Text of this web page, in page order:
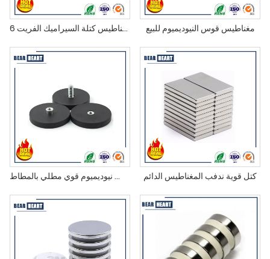
مغناطيس كتلة السيراميك الفريت 6 "X4" X1 " مغناطيس قوس النيوديميوم للبيع
مغناطيس نيوديميوم قوي مطلي بالمطاط كتل قوية ندفب المغناطيس الدائم